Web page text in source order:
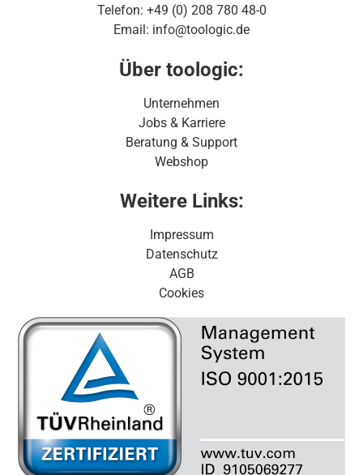
Telefon: +49 (0) 208 780 48-0
Email: info@toologic.de
Über toologic:
Unternehmen
Jobs & Karriere
Beratung & Support
Webshop
Weitere Links:
Impressum
Datenschutz
AGB
Cookies